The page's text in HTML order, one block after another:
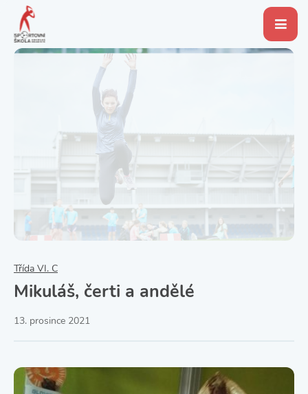
Třída VI. C
Mikuláš, čerti a andělé
13. prosince 2021